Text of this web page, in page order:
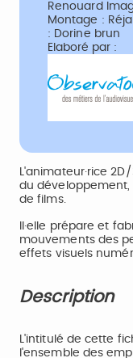
Renouard
Montage :
: Dorine brun
Elaboré par :
L'animateur·rice
du
de films.
Il·elle prépare et
mouvements des
effets visuels
Description
L'intitulé de cette
l'ensemble des